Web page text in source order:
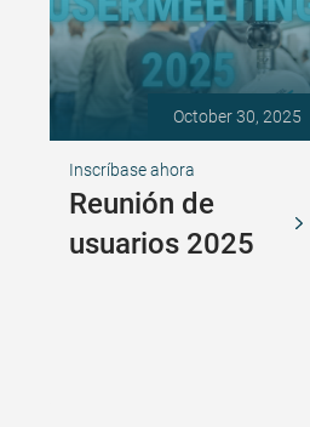
October 30, 2025
Inscríbase ahora
Reunión de
usuarios 2025